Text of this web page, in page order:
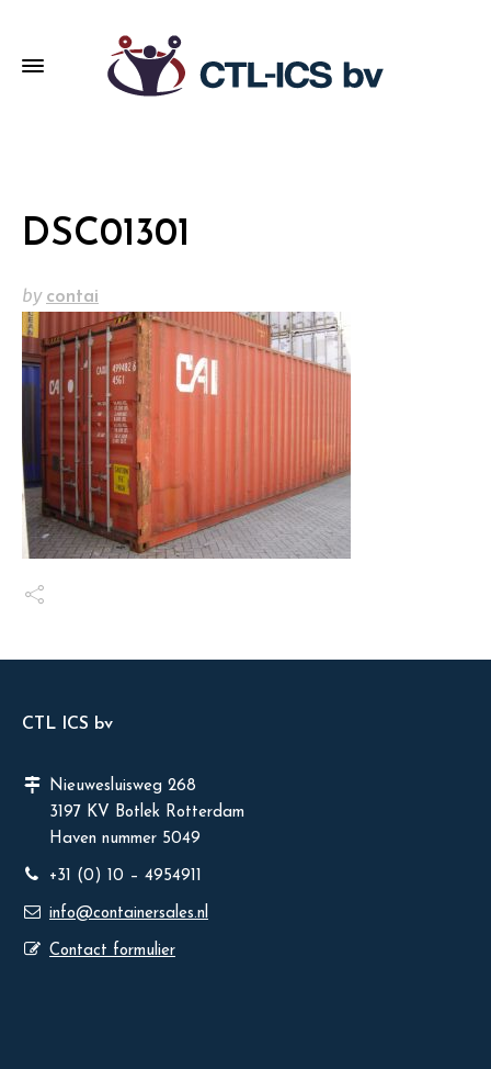
DSC01301
by contai
CTL ICS bv
Nieuwesluisweg 268
3197 KV Botlek Rotterdam
Haven nummer 5049
+31 (0) 10 – 4954911
info@containersales.nl
Contact formulier